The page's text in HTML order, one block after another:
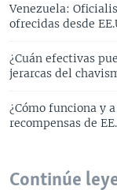
Venezuela:
ofrecidas desde
¿Cuán efectivas
jerarcas del
¿Cómo funciona y
recompensas de
Continúe